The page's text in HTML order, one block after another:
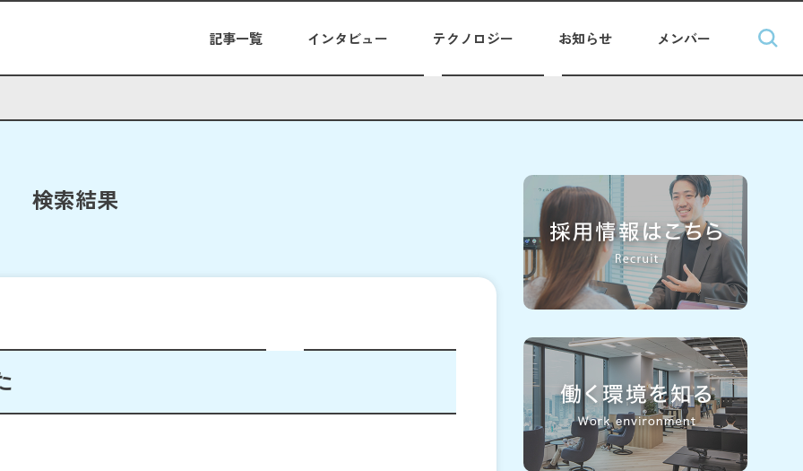
記事一覧 インタビュー テクノロジー お知らせ メンバー
検索結果